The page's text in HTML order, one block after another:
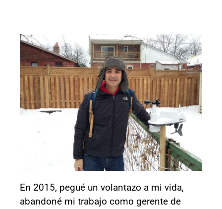
En 2015, pegué un volantazo a mi vida,
abandoné mi trabajo como gerente de